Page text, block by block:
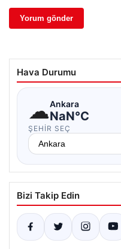
Hava Durumu
☁Ankara
NaN°C
ŞEHIR SEÇ
Bizi Takip Edin